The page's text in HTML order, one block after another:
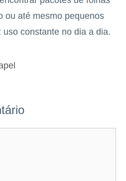
ou até mesmo pequenos
uso constante no dia a dia.